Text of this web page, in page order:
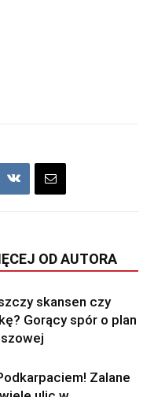
OD AUTORA
skansen czy
Gorący spór o plan
Zalane